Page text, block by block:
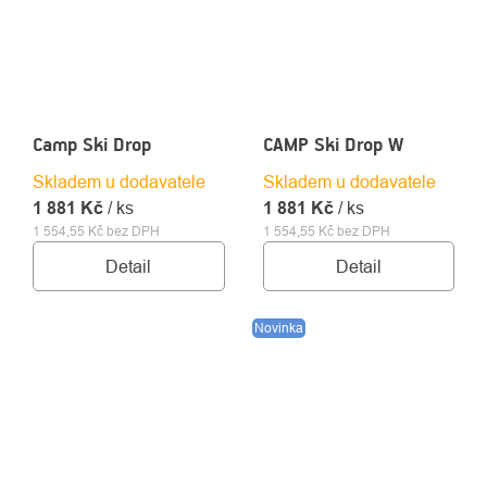
Camp Ski Drop
Skladem u dodavatele
1 554,55 Kč bez DPH
1 881 Kč / ks
Detail
CAMP Ski Drop W
Skladem u dodavatele
1 554,55 Kč bez DPH
1 881 Kč / ks
Detail
Novinka